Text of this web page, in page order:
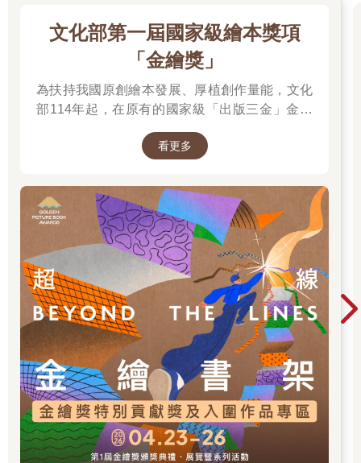
文化部第一屆國家級繪本獎項
「金繪獎」
為扶持我國原創繪本發展、厚植創作量能，文化
部114年起，在原有的國家級「出版三金」金鼎
促進台灣圖文出版的多元發展。獎項分為「特別
「跨域應用獎」、「年度繪本獎」，以及「金繪
大獎」。
看更多